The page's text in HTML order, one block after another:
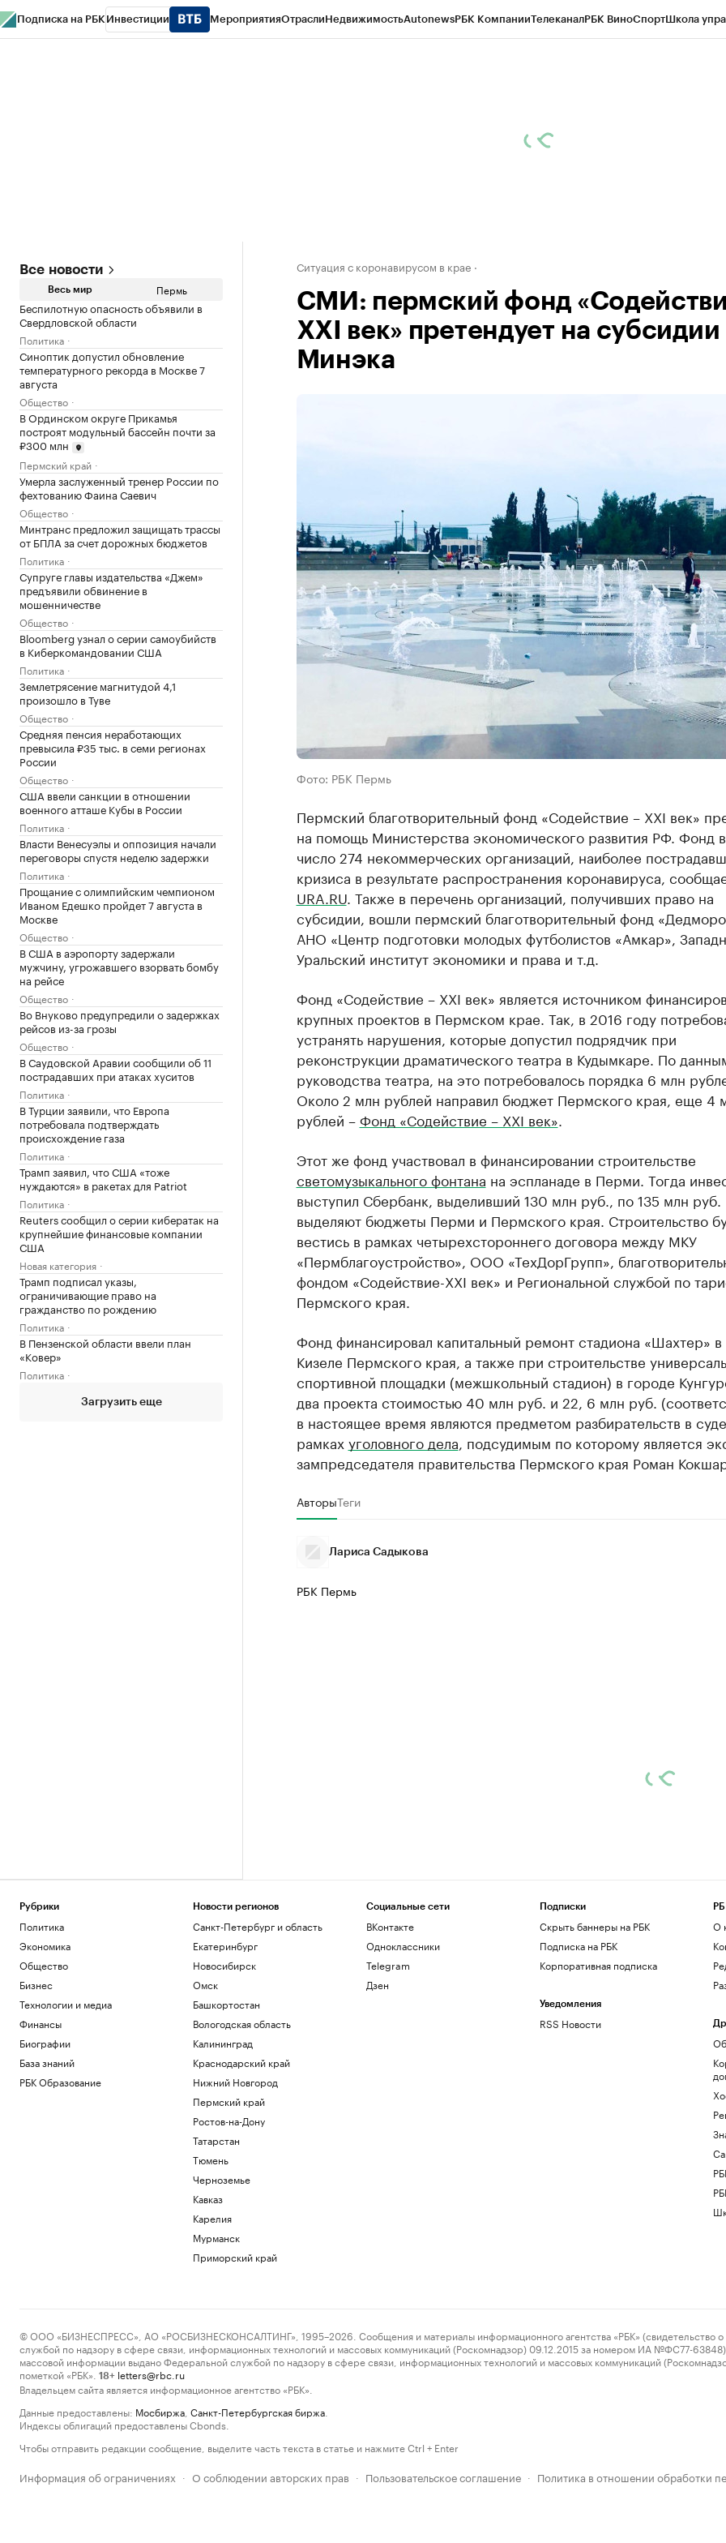
Подписка на РБК Инвестиции МероприятияОтраслиНедвижимостьAutonewsРБК КомпанииТелеканалРБК ВиноСпортШкола
Все новости
Весь мир Пермь
Беспилотную опасность объявили в
Свердловской области
Политика
Синоптик допустил обновление
температурного рекорда в Москве 7
августа
Общество
В Ординском округе Прикамья
построят модульный бассейн почти за
₽300 млн
Пермский край
Умерла заслуженный тренер России по
фехтованию Фаина Саевич
Общество
Минтранс предложил защищать трассы
от БПЛА за счет дорожных бюджетов
Политика
Супруге главы издательства «Джем»
предъявили обвинение в
мошенничестве
Общество
Bloomberg узнал о серии самоубийств
в Киберкомандовании США
Политика
Землетрясение магнитудой 4,1
произошло в Туве
Общество
Средняя пенсия неработающих
превысила ₽35 тыс. в семи регионах
России
Общество
США ввели санкции в отношении
военного атташе Кубы в России
Политика
Власти Венесуэлы и оппозиция начали
переговоры спустя неделю задержки
Политика
Прощание с олимпийским чемпионом
Иваном Едешко пройдет 7 августа в
Москве
Общество
В США в аэропорту задержали
мужчину, угрожавшего взорвать бомбу
на рейсе
Общество
Во Внуково предупредили о задержках
рейсов из-за грозы
Общество
В Саудовской Аравии сообщили об 11
пострадавших при атаках хуситов
Политика
В Турции заявили, что Европа
потребовала подтверждать
происхождение газа
Политика
Трамп заявил, что США «тоже
нуждаются» в ракетах для Patriot
Политика
Reuters сообщил о серии кибератак на
крупнейшие финансовые компании
США
Новая категория
Трамп подписал указы,
ограничивающие право на
гражданство по рождению
Политика
В Пензенской области ввели план
«Ковер»
Политика
Загрузить еще
Ситуация с коронавирусом в крае
СМИ: пермский фонд
XXI век» претендует на субсидии
Минэка
Фото: РБК Пермь
Пермский благотворительный фонд «Содействие – XXI век»
на помощь Министерства экономического развития РФ. Фонд
число 274 некоммерческих организаций, наиболее
кризиса в результате распространения коронавируса,
URA.RU. Также в перечень организаций, получивших право на
субсидии, вошли пермский благотворительный фонд
АНО «Центр подготовки молодых футболистов «Амкар»,
Уральский институт экономики и права и т.д.
Фонд «Содействие – XXI век» является источником
крупных проектов в Пермском крае. Так, в 2016 году
устранять нарушения, которые допустил подрядчик при
реконструкции драматического театра в Кудымкаре. По
руководства театра, на это потребовалось порядка 6 млн
Около 2 млн рублей направил бюджет Пермского края, еще 4
рублей –Фонд «Содействие – XXI век»
Этот же фонд участвовал в финансировании строительстве
светомузыкального фонтана на эспланаде в Перми. Тогда
выступил Сбербанк, выделивший 130 млн руб., по 135 млн руб.
выделяют бюджеты Перми и Пермского края. Строительство
вестись в рамках четырехстороннего договора между МКУ
«Пермблагоустройство», ООО «ТехДорГрупп»,
фондом «Содействие-XXI век» и Региональной службой по
Пермского края.
Фонд финансировал капитальный ремонт стадиона «Шахтер»
Кизеле Пермского края, а также при строительстве
спортивной площадки (межшкольный стадион) в городе
два проекта стоимостью 40 млн руб. и 22, 6 млн руб.
в настоящее время являются предметом разбирательств в
рамках уголовного дела , подсудимым по которому является
зампредседателя правительства Пермского края Роман
АвторыТеги
Лариса Садыкова
РБК Пермь
Рубрики
Политика
Экономика
Общество
Бизнес
Технологии и медиа
Финансы
Биографии
База знаний
РБК Образование
Новости регионов
Санкт-Петербург и область
Екатеринбург
Новосибирск
Омск
Башкортостан
Вологодская область
Калининград
Краснодарский край
Нижний Новгород
Пермский край
Ростов-на-Дону
Татарстан
Тюмень
Черноземье
Кавказ
Карелия
Мурманск
Приморский край
Социальные сети
ВКонтакте
Одноклассники
Telegram
Дзен
Подписки
Скрыть баннеры на РБК
Подписка на РБК
Корпоративная подписка
Уведомления
RSS Новости
О
© ООО «БИЗНЕСПРЕСС», АО «РОСБИЗНЕСКОНСАЛТИНГ», 1995–2026. Сообщения и материалы информационного агентства «РБК» (свидетельство о
службой по надзору в сфере связи, информационных технологий и массовых коммуникаций (Роскомнадзор) 09.12.2015 за номером ИА №ФС77-63848)
массовой информации выдано Федеральной службой по надзору в сфере связи, информационных технологий и массовых коммуникаций
пометкой «РБК».
18+ letters@rbc.ru
Владельцем сайта является информационное агентство «РБК».
Данные предоставлены: Мосбиржа Санкт-Петербургская биржа
Индексы облигаций предоставлены Cbonds.
Чтобы отправить редакции сообщение, выделите часть текста в статье и нажмите Ctrl + Enter
Информация об ограничениях · О соблюдении авторских прав · Пользовательское соглашение · Политика в отношении обработки